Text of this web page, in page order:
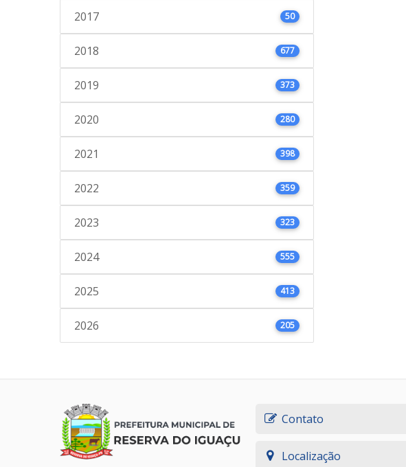
2017 50
2018 677
2019 373
2020 280
2021 398
2022 359
2023 323
2024 555
2025 413
2026 205
Contato
Localização